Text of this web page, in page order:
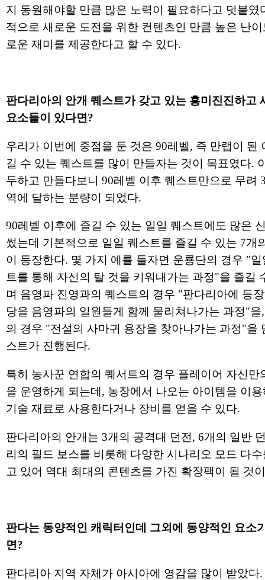
지 동원해야할 만큼 많은 노력이 필요하다고 덧붙였
적으로 새로운 도전을 위한 컨텐츠인 만큼 높은 난
로운 재미를 제공한다고 할 수 있다.
판다리아의 안개 퀘스트가 갖고 있는 흥미진진하고
요소들이 있다면?
우리가 이번에 중점을 둔 것은 90레벨, 즉 만랩이 된
길 수 있는 퀘스트를 많이 만들자는 것이 목표였다.
두하고 만들다보니 90레벨 이후 퀘스트만으로 무려
역에 달하는 분량이 되었다.
90레벨 이후에 즐길 수 있는 일일 퀘스트에도 많은
썼는데 기본적으로 일일 퀘스트를 즐길 수 있는 7개
이 등장한다. 몇 가지 예를 들자면 운룡단의 경우 "일
트를 통해 자신의 탈 것을 키워내가는 과정"을 즐길
며 음영파 진영과의 퀘스트의 경우 "판다리아에 등
당을 음영파의 일원들게 함께 물리쳐나가는 과정"을
의 경우 "전설의 사마귀 용장을 찾아나가는 과정"을
스트가 진행된다.
특히 농사꾼 연합의 퀘서트의 경우 플레이어 자신만
을 운영하게 되는데, 농장에서 나오는 아이템을 이
기술 재료로 사용한다거나 장비를 얻을 수 있다.
판다리아의 안개는 3개의 공격대 던전, 6개의 일반
리의 필드 보스를 비롯해 다양한 시나리오 모드 다
고 있어 역대 최대의 콘텐츠를 가진 확장팩이 될 것
판다는 동양적인 캐릭터인데 그외에 동양적인 요소
면?
판다리아 지역 자체가 아시아에 영감을 많이 받았다.